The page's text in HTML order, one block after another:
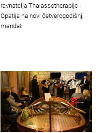
ravnatelja Thalassotherapije
Opatija na novi četverogodišnji
mandat